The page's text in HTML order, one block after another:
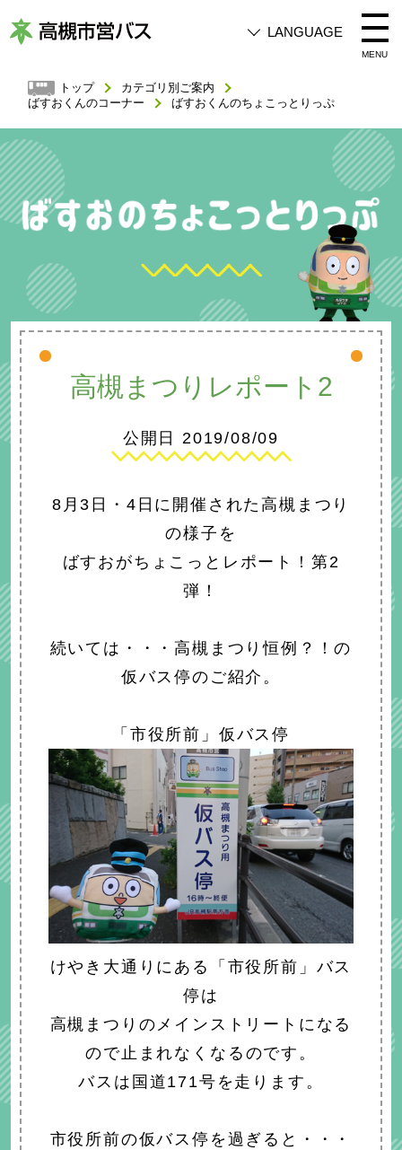
槻
市
LANGUAGE
MENU
トップ
カテゴリ別ご案内
ばすおくんのコーナー
ばすおくんのちょこっとりっぷ
高槻まつりレポート2
高槻まつりレポート2
公開日 2019/08/09
8月3日・4日に開催された高槻まつり
の様子を
ばすおがちょこっとレポート！第2
弾！
続いては・・・高槻まつり恒例？！の
仮バス停のご紹介。
「市役所前」仮バス停
けやき大通りにある「市役所前」バス
停は
高槻まつりのメインストリートになる
ので止まれなくなるのです。
バスは国道171号を走ります。
市役所前の仮バス停を過ぎると・・・